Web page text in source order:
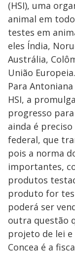
(HSI), uma
animal em
testes em
eles Índia,
Austrália,
União Europeia.
Para
HSI, a
progresso
ainda é
federal, que
pois a norma
importantes,
produtos
produto for
poderá ser
outra questão
projeto de lei e
Concea é a